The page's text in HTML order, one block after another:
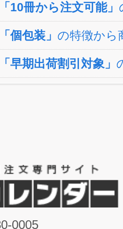
「10冊から注文可能」
「個包装」 の特徴から
「早期出荷割引対象」
0005